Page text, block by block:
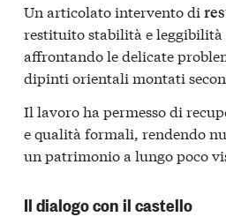
Un articolato intervento di
restituito stabilità e leggibilità
affrontando le delicate
dipinti orientali montati
Il lavoro ha permesso di
e qualità formali, rendendo
un patrimonio a lungo poco
Il dialogo con il castello